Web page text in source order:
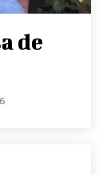
de